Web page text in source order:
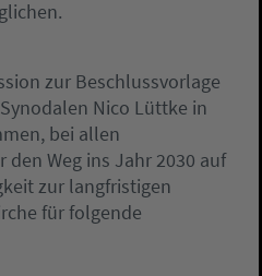
zur Beschlussvorlage
Nico Lüttke in
bei allen
Weg ins Jahr 2030 auf
zur langfristigen
für folgende